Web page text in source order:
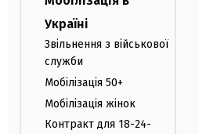
Україні
Звільнення з військової
служби
Мобілізація 50+
Мобілізація жінок
Контракт для 18-24-